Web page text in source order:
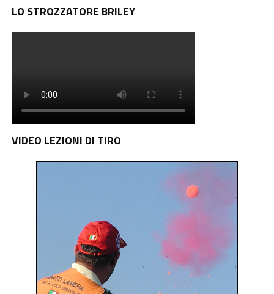
LO STROZZATORE BRILEY
VIDEO LEZIONI DI TIRO